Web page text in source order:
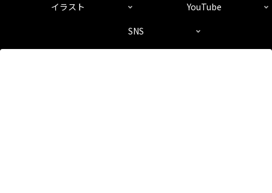
イラスト
YouTube
SNS